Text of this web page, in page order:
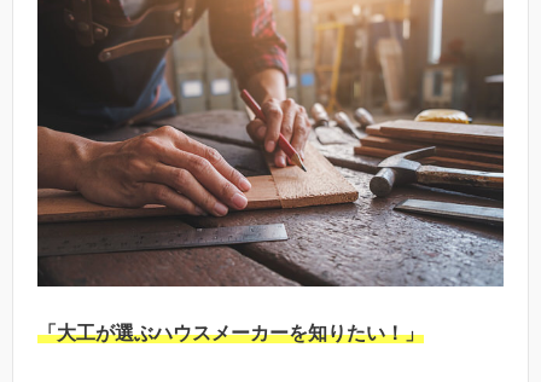
「大工が選ぶハウスメーカーを知りたい！」